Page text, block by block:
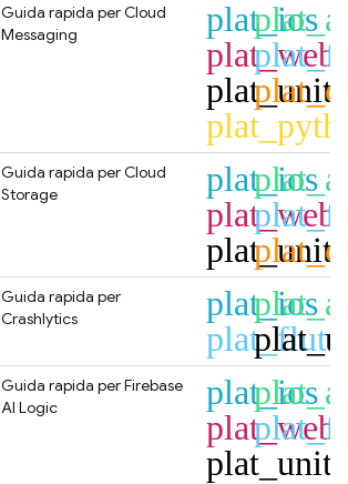
Guida rapida perCloud
Messaging
plat_ios
plat_web
Guida rapida perCloud
Storage
plat_ios
plat_web
Guida rapida per
Crashlytics
plat_ios
Guida rapida perFirebase
AI Logic
plat_ios
plat_web